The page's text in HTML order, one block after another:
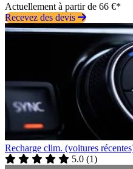
Actuellement à partir de 66 €*
Recevez des devis
Recharge clim. (voitures
5.0 (1)